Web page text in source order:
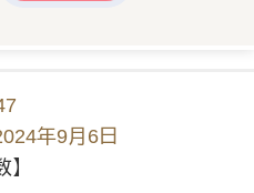
年9月6日
】